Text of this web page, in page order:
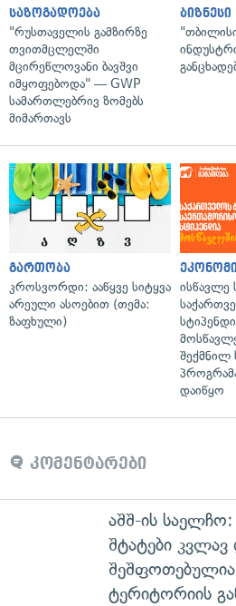
საზოგადოება
"რუსთაველის გამზირზე
თვითმცლელში
მცირეწლოვანი ბავშვი
იმყოფებოდა" — GWP
სამართლებრივ ზომებს
მიმართავს
ბიზნესი
გართობა
კროსვორდი: ააწყვე სიტყვა
არეული ასოებით (თემა:
ზაფხული)
ისწავლე
შექმნილ
დაიწყო
კომენტარები
აშშ-ის
შტატები
ტერიტორიის